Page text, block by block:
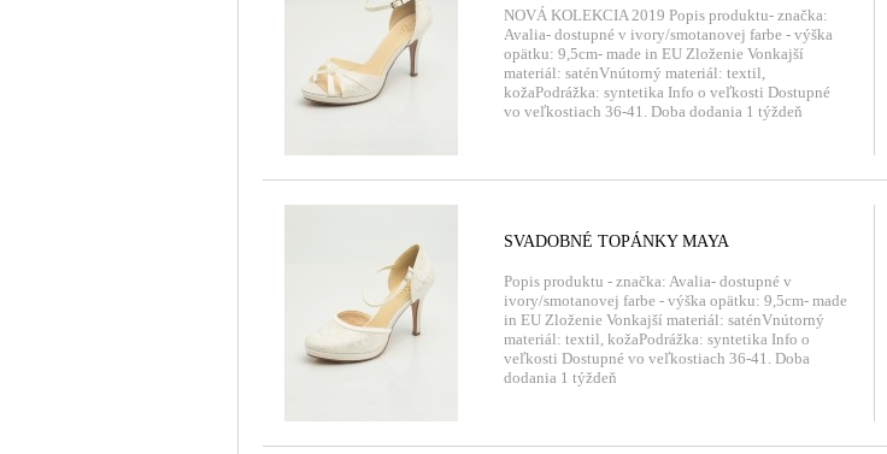
NOVÁ KOLEKCIA 2019 Popis produktu- značka:
Avalia- dostupné v ivory/smotanovej farbe - výška
opätku: 9,5cm- made in EU Zloženie Vonkajší
materiál: saténVnútorný materiál: textil,
kožaPodrážka: syntetika Info o veľkosti Dostupné
vo veľkostiach 36-41. Doba dodania 1 týždeň
SVADOBNÉ TOPÁNKY MAYA
Popis produktu - značka: Avalia- dostupné v
ivory/smotanovej farbe - výška opätku: 9,5cm- made
in EU Zloženie Vonkajší materiál: saténVnútorný
materiál: textil, kožaPodrážka: syntetika Info o
veľkosti Dostupné vo veľkostiach 36-41. Doba
dodania 1 týždeň